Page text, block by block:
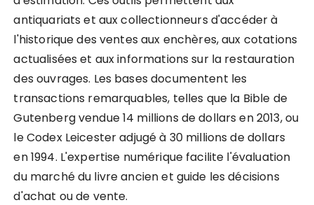
antiquariats et aux collectionneurs d'accéder à
l'historique des ventes aux enchères, aux cotations
actualisées et aux informations sur la restauration
des ouvrages. Les bases documentent les
transactions remarquables, telles que la Bible de
Gutenberg vendue 14 millions de dollars en 2013, ou
le Codex Leicester adjugé à 30 millions de dollars
en 1994. L'expertise numérique facilite l'évaluation
du marché du livre ancien et guide les décisions
d'achat ou de vente.